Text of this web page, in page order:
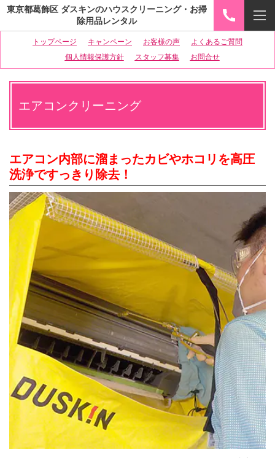
東京都葛飾区 ダスキンのハウスクリーニング・お掃
除用品レンタル
トップページ キャンペーン お客様の声
よくあるご質問
個人情報保護方針
スタッフ募集 お問合せ
エアコンクリーニング
エアコン内部に溜まったカビやホコリを高圧
洗浄ですっきり除去！